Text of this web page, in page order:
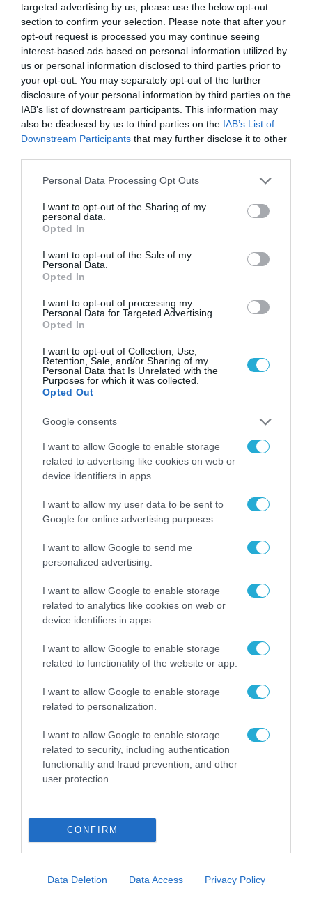
targeted advertising by us, please use the below opt-out
section to confirm your selection. Please note that after your
opt-out request is processed you may continue seeing
interest-based ads based on personal information utilized by
us or personal information disclosed to third parties prior to
your opt-out. You may separately opt-out of the further
disclosure of your personal information by third parties on the
IAB’s list of downstream participants. This information may
also be disclosed by us to third parties on the IAB’s List of
Downstream Participants that may further disclose it to other
Please note that this website/app uses one or more Google
not limited to your visit or usage behaviour. You may click to
grant or deny consent to Google and its third-party tags to
use your data for below specified purposes in below Google
consent section.
Personal Data Processing Opt Outs
I want to opt-out of the Sharing of my
personal data.
Opted In
I want to opt-out of the Sale of my
Personal Data.
Opted In
I want to opt-out of processing my
Personal Data for Targeted Advertising.
Opted In
I want to opt-out of Collection, Use,
Retention, Sale, and/or Sharing of my
Personal Data that Is Unrelated with the
Purposes for which it was collected.
Opted Out
Google consents
I want to allow Google to enable storage
related to advertising like cookies on web or
device identifiers in apps.
I want to allow my user data to be sent to
Google for online advertising purposes.
I want to allow Google to send me
personalized advertising.
I want to allow Google to enable storage
related to analytics like cookies on web or
device identifiers in apps.
I want to allow Google to enable storage
related to functionality of the website or app.
I want to allow Google to enable storage
related to personalization.
I want to allow Google to enable storage
related to security, including authentication
functionality and fraud prevention, and other
user protection.
CONFIRM
Data Deletion Data Access Privacy Policy
ΡΟΗ ΕΙΔΗΣΕΩΝ
Το χρηματοδοτούμενο
Gaming Police”
ενισχύει την ασφάλεια
των παιδιών στο
31.07.2026
ΑΑΔΕ: Διευκρινίσεις
για τα πρόστιμα σε
παραβάσεις που
31.07.2026
Τεχνητή Νοημοσύνη
δεν είναι απλώς μια
νέα τεχνολογία, είναι
επανάσταση»
31.07.2026
Νέος οδηγός του ΕΚΤ
για τη χρηματοδότηση
των ελληνικών
επιχειρήσεων στον
χώρο της άμυνας
31.07.2026
Η πιο ταξιδιάρικη
βαλίτσα του φετινού
καλοκαιριού έχει την
υπογραφή της Xiaomi
31.07.2026
ΟΛΗ Η ΡΟΗ ΕΙΔΗΣΕΩΝ